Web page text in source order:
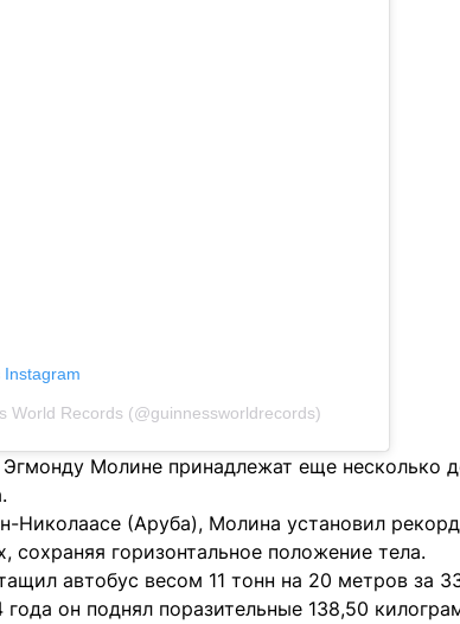
Instagram
World Records (@guinnessworldrecords)
Молине принадлежат еще несколько
Николаасе (Аруба), Молина установил
сохраняя горизонтальное положение тела.
автобус весом 11 тонн на 20 метров за
он поднял поразительные 138,50